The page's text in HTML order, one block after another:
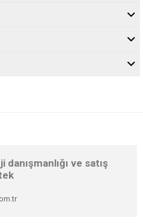
danışmanlığı ve satış